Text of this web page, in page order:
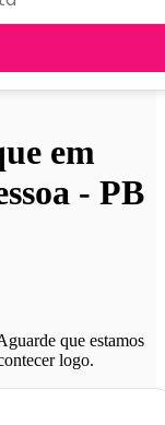
em
- PB
que estamos
logo.